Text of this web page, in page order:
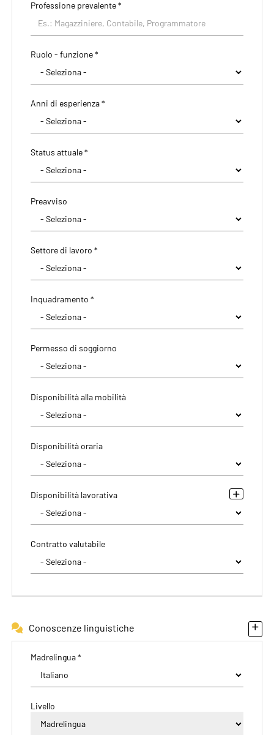
Professione prevalente*
Ruolo - funzione *
Anni di esperienza *
Status attuale *
Preavviso
Settore di lavoro *
Inquadramento *
Permesso di soggiorno
Disponibilità alla mobilità
Disponibilità oraria
Disponibilità lavorativa
Contratto valutabile
Conoscenze linguistiche
Madrelingua *
Livello